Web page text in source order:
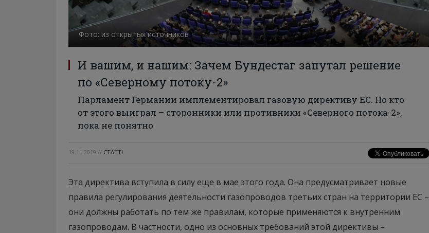
Фото: из открытых источников
И вашим, и нашим: Зачем Бундестаг запутал решение
по «Северному потоку-2»
Парламент Германии имплементировал газовую директиву ЕС. Но кто
от этого выиграл – сторонники или противники «Северного потока-2»,
пока не понятно
19.11.2019 // СТАТТІ
Эта директива вступила в силу еще в мае этого года. Она предусматривает новые
правила регулирования деятельности газопроводов третьих стран на территории ЕС –
они должны работать по тем же правилам, которые применяются к внутренним
газопроводам. В частности, одно из основных требований этой директивы –